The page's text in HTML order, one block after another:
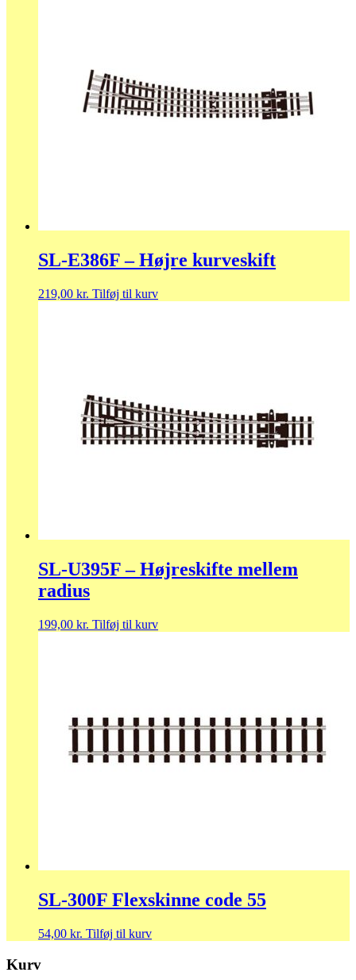
SL-E386F – Højre kurveskift
219,00 kr. Tilføj til kurv
SL-U395F – Højreskifte mellem
radius
199,00 kr. Tilføj til kurv
SL-300F Flexskinne code 55
54,00 kr. Tilføj til kurv
Kurv